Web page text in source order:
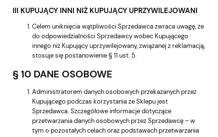
III KUPUJĄCY INNI NIŻ KUPUJĄCY UPRZYWILEJOWANI
Celem uniknięcia wątpliwości Sprzedawca zwraca uwagę, że
do odpowiedzialności Sprzedawcy wobec Kupującego
innego niż Kupujący uprzywilejowany, związanej z reklamacją,
stosuje się postanowienie § 11 ust. 5.
§ 10 DANE OSOBOWE
Administratorem danych osobowych przekazanych przez
Kupującego podczas korzystania ze Sklepu jest
Sprzedawca. Szczegółowe informacje dotyczące
przetwarzania danych osobowych przez Sprzedawcę – w
tym o pozostałych celach oraz podstawach przetwarzania